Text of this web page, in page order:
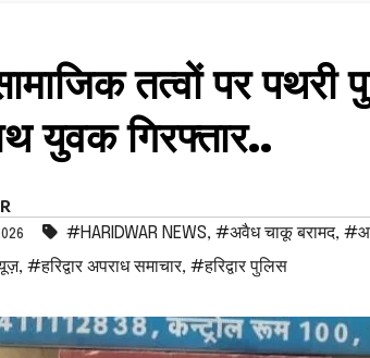
तत्वों पर
युवक गिरफ्तार..
#HARIDWAR NEWS, #अवैध चाकू बरामद,
, #हरिद्वार अपराध समाचार, #हरिद्वार पुलिस